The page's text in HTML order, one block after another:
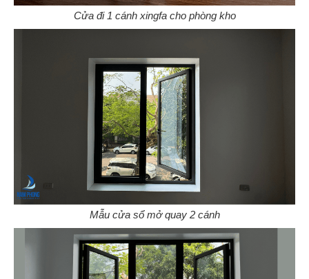
Cửa đi 1 cánh xingfa cho phòng kho
Mẫu cửa sổ mở quay 2 cánh